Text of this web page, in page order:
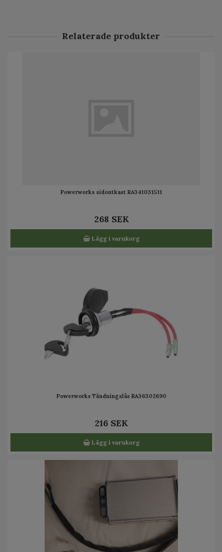
Relaterade produkter
Powerworks sidoutkast RA341031511
268 SEK
Lägg i varukorg
Powerworks Tändningslås RA36302690
216 SEK
Lägg i varukorg